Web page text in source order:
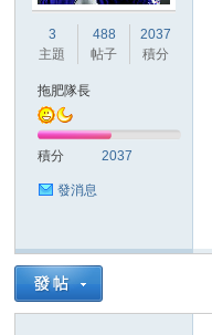
頓
3
主題
488
帖子
2037
積分
拖肥隊長
積分 2037
發消息